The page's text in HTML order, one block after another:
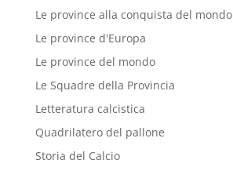
Le province alla conquista del mondo
Le province d'Europa
Le province del mondo
Le Squadre della Provincia
Letteratura calcistica
Quadrilatero del pallone
Storia del Calcio